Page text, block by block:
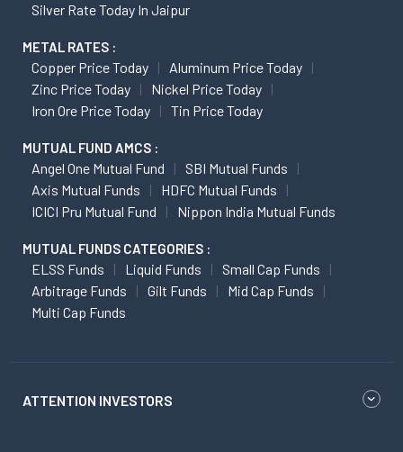
Silver Rate Today In Jaipur
METAL RATES :
Copper Price Today
Aluminum Price Today
Zinc Price Today
Nickel Price Today
Iron Ore Price Today
Tin Price Today
MUTUAL FUND AMCS :
Angel One Mutual Fund
SBI Mutual Funds
Axis Mutual Funds
HDFC Mutual Funds
ICICI Pru Mutual Fund
Nippon India Mutual Funds
MUTUAL FUNDS CATEGORIES :
ELSS Funds Liquid Funds
Small Cap Funds
Arbitrage Funds
Gilt Funds
Mid Cap Funds
Multi Cap Funds
ATTENTION INVESTORS